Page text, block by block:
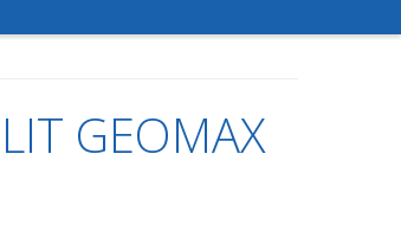
GEOMAX